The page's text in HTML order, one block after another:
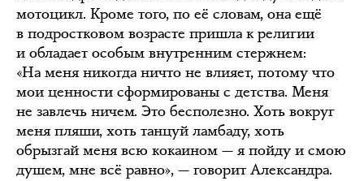
мотоцикл. Кроме того, по её словам, она ещё
в подростковом возрасте пришла к религии
и обладает особым внутренним стержнем:
«На меня никогда ничто не влияет, потому что
мои ценности сформированы с детства. Меня
не завлечь ничем. Это бесполезно. Хоть вокруг
меня пляши, хоть танцуй ламбаду, хоть
обрызгай меня всю кокаином — я пойду и смою
душем, мне всё равно», — говорит Александра.